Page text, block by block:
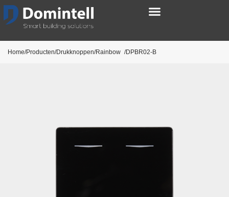
Home/Producten/Drukknoppen/Rainbow /DPBR02-B